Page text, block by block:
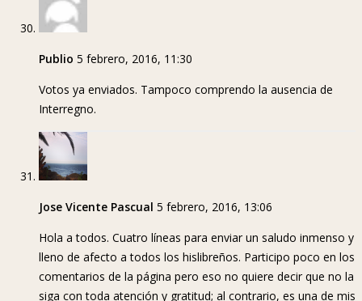
Publio 5 febrero, 2016, 11:30
Votos ya enviados. Tampoco comprendo la ausencia de
Interregno.
Jose Vicente Pascual 5 febrero, 2016, 13:06
Hola a todos. Cuatro líneas para enviar un saludo inmenso y
lleno de afecto a todos los hislibreños. Participo poco en los
comentarios de la página pero eso no quiere decir que no la
siga con toda atención y gratitud; al contrario, es una de mis